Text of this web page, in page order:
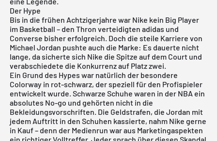
Der Hype
Bis in die frühen Achtzigerjahre war Nike kein Big Player
im Basketball – den Thron verteidigten adidas und
Converse bisher erfolgreich. Doch die steile Karriere von
Michael Jordan pushte auch die Marke: Es dauerte nicht
lange, da sicherte sich Nike die Spitze auf dem Court und
verabschiedete die Konkurrenz auf Platz zwei.
Ein Grund des Hypes war natürlich der besondere
Colorway in rot-schwarz, der speziell für den Profispieler
entwickelt wurde. Schwarze Schuhe waren in der NBA ein
absolutes No-go und gehörten nicht in die
Bekleidungsvorschriften. Die Geldstrafen, die Jordan mit
jedem Auftritt in den Schuhen kassierte, nahm Nike gerne
in Kauf – denn der Medienrun war aus Marketingaspekten